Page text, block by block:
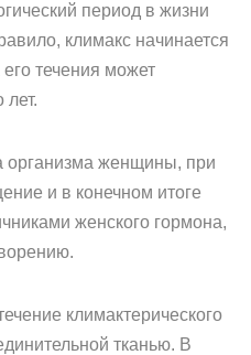
период в жизни
климакс начинается
течения может
лет.
организма женщины, при
и в конечном итоге
женского гормона,
климактерического
тканью. В